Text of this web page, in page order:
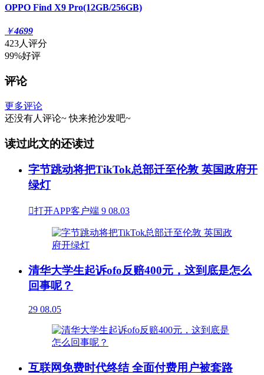
OPPO Find X9 Pro(12GB/256GB)
￥4699
423人评分
99%好评
评论
更多评论
还没有人评论~ 快来抢沙发吧~
读过此文的还读过
字节跳动将把TikTok总部迁至伦敦 英国政府开
绿灯
打开APP客户端 9 08.03
清华大学生起诉ofo反赔400元，这到底是怎么
回事呢？
29 08.05
互联网免费时代终结 全面付费用户被套路